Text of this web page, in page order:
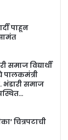
पाहून
विद्यार्थी
पालकमंत्री
भंडारी समाज
चित्रपटाची